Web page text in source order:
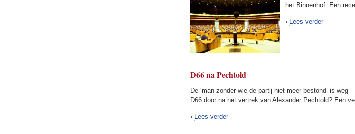
het Binnenhof. Een
› Lees verder
D66 na Pechtold
De ‘man zonder wie de partij niet meer bestond’ is weg
D66 door na het vertrek van Alexander Pechtold? Een
› Lees verder